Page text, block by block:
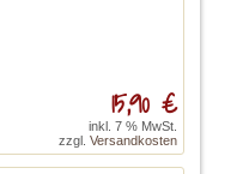
15,90 €
inkl. 7 % MwSt.
zzgl. Versandkosten